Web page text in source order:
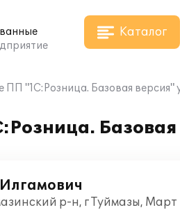
Каталог
ПП "1С:Розница. Базовая
р-н, г Туймазы, Март